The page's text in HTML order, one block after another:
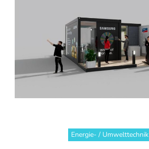
Energie- / Umwelttechnik